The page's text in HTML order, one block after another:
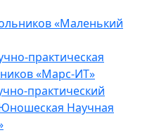
«Маленький
практическая
«Марс-ИТ»
практический
Юношеская Научная